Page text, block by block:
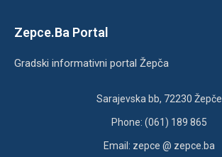
Zepce.Ba Portal
Gradski informativni portal Žepča
Sarajevska bb, 72230 Žepče
Phone: (061) 189 865
Email: zepce @ zepce.ba